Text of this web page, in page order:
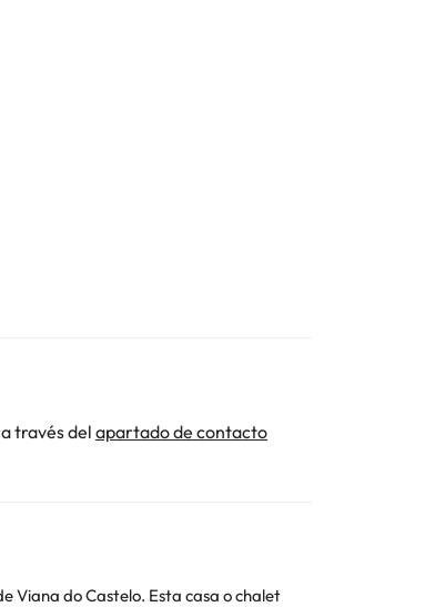
través del apartado de contacto
Viana do Castelo. Esta casa o chalet